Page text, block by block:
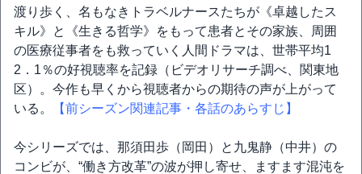
渡り歩く、名もなきトラベルナースたちが《卓越したス
キル》と《生きる哲学》をもって患者とその家族、周囲
の医療従事者をも救っていく人間ドラマは、世帯平均1
2．1％の好視聴率を記録（ビデオリサーチ調べ、関東地
区）。今作も早くから視聴者からの期待の声が上がって
いる。
【前シーズン関連記事・各話のあらすじ】
今シリーズでは、那須田歩（岡田）と九鬼静（中井）の
コンビが、“働き方改革”の波が押し寄せ、ますます混沌を